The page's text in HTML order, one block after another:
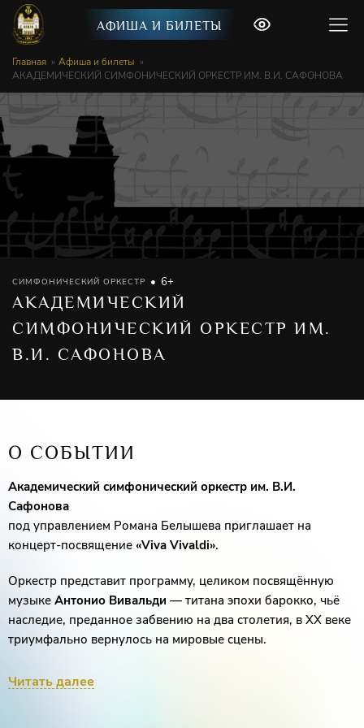
АФИША И БИЛЕТЫ
Главная
Афиша и билеты
АКАДЕМИЧЕСКИЙ СИМФОНИЧЕСКИЙ ОРКЕСТР ИМ. В.И. САФОНОВА
СИМФОНИЧЕСКИЙ ОРКЕСТР 6+
АКАДЕМИЧЕСКИЙ
СИМФОНИЧЕСКИЙ ОРКЕСТР ИМ.
В.И. САФОНОВА
О СОБЫТИИ
Академический симфонический оркестр им. В.И.
Сафонова
под управлением Романа Белышева приглашает на
концерт-посвящение «Viva Vivaldi».
Оркестр представит программу, целиком посвящённую
музыке Антонио Вивальди — титана эпохи барокко, чьё
наследие, преданное забвению на два столетия, в XX веке
триумфально вернулось на мировые сцены.
Этот концерт — путешествие в бурную, причудливую и
Читать далее